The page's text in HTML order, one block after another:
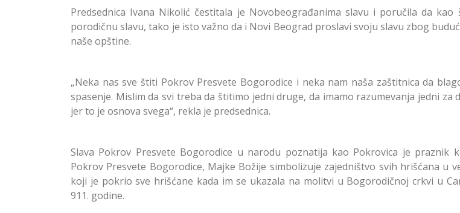
Predsednica Ivana Nikolić čestitala je Novobeograđanima slavu i poručila da kao
porodičnu slavu, tako je isto važno da i Novi Beograd proslavi svoju slavu zbog
naše opštine.
„Neka nas sve štiti Pokrov Presvete Bogorodice i neka nam naša zaštitnica da
spasenje. Mislim da svi treba da štitimo jedni druge, da imamo razumevanja jedni za
jer to je osnova svega“, rekla je predsednica.
Slava Pokrov Presvete Bogorodice u narodu poznatija kao Pokrovica je praznik
Pokrov Presvete Bogorodice, Majke Božije simbolizuje zajedništvo svih hrišćana u
koji je pokrio sve hrišćane kada im se ukazala na molitvi u Bogorodičnoj crkvi u
911. godine.